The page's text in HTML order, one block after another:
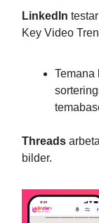
LinkedIn
Key Video
Temana
Threads
bilder.